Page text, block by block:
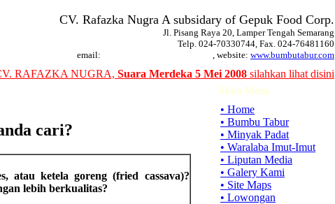
CV. Rafazka Nugra A subsidary of Gepuk Food Corp.
Jl. Pisang Raya 20, Lamper Tengah Semarang
Telp. 024-70330744, Fax. 024-76481160
email:
, website: www.bumbutabur.com
RAFAZKA NUGRA, Suara Merdeka 5 Mei 2008 silahkan lihat disini
cari?
atau ketela goreng (fried cassava)?
lebih berkualitas?
Main Menu
• Home
• Bumbu Tabur
• Minyak Padat
• Waralaba Imut-Imut
• Liputan Media
• Galery Kami
• Site Maps
• Lowongan